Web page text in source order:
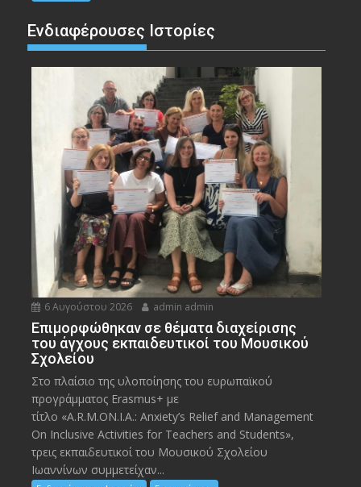
Ενδιαφέρουσες Ιστορίες
6 Αυγούστου 2026 admin admin
Eπιμορφώθηκαν σε θέματα διαχείρισης
του άγχους εκπαιδευτικοί του Μουσικού
Σχολείου
Στο πλαίσιο της υλοποίησης του ευρωπαϊκού
προγράμματος Erasmus+ με
τίτλο «A.R.M.ON.I.A.: Anxiety’s Relief and Management
On Inclusive Activities for Teachers and Students»,
τρεις εκπαιδευτικοί του Μουσικού Σχολείου
Ιωαννίνων συμμετείχαν...